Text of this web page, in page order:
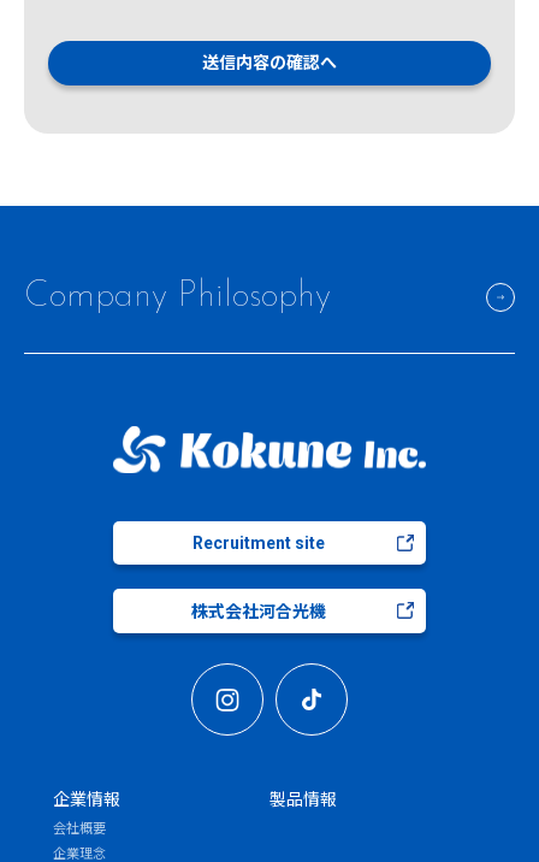
送信内容の確認へ
Company Philosophy
Recruitment site
株式会社河合光機
企業情報
会社概要
企業理念
製品情報